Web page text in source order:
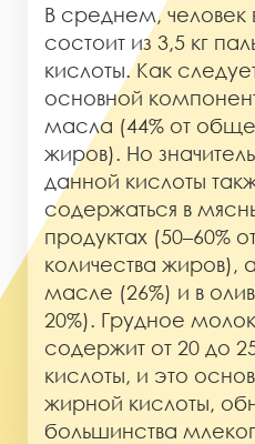
В среднем, человек
состоит из 3,5 кг
кислоты. Как
основной
масла (44% от
жиров). Но
данной кислоты
содержаться в
продуктах (50–60%
количества жиров),
масле (26%) и в
20%). Грудное
содержит от 20 до
кислоты, и это
жирной кислоты,
большинства